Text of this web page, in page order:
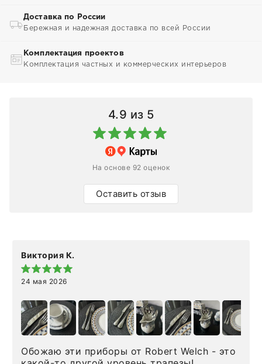
Доставка по России
Бережная и надежная доставка по всей России
Комплектация проектов
Комплектация частных и коммерческих интерьеров
4.9 из 5
На основе 92 оценок
Оставить отзыв
Виктория К.
24 мая 2026
Обожаю эти приборы от Robert Welch - это